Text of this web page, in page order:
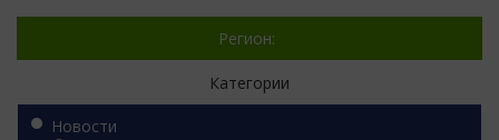
Регион:
Категории
Новости